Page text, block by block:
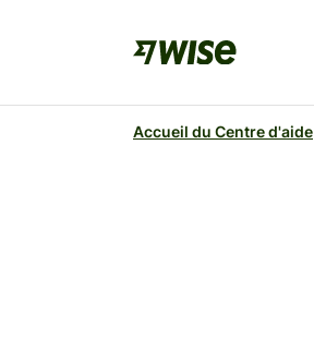
Accueil du Centre d'aide